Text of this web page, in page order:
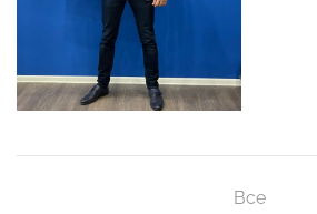
Все